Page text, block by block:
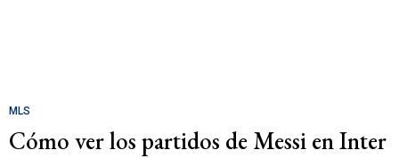
MLS
Cómo ver los partidos de Messi en Inter